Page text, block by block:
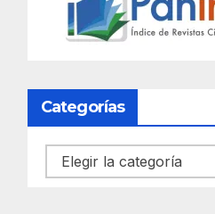
Categorías
Categorías